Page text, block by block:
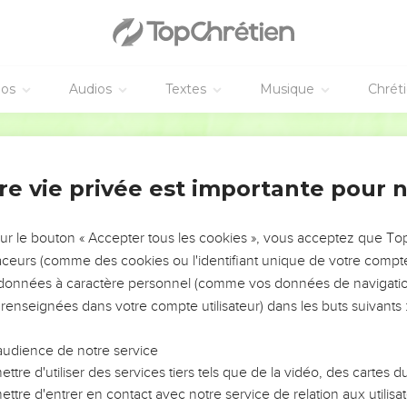
Audios Textes Musique
les êtres humains
τῇ αὐτοῦ χάριτι διὰ τῆς ἀπολυτρώσεως τῆς ἐν Χριστῷ
διὰ πίστεως ἐν τῷ αὐτοῦ αἵματι εἰς
τῶν προγεγονότων ἁμαρτημάτων
πρὸς τὴν ἔνδειξιν τῆς δικαιοσύνης αὐτοῦ ἐν τῷ νῦν
τὸν ἐκ πίστεως Ἰησοῦ.
ἐξεκλείσθη. διὰ ποίου νόμου; τῶν ἔργων; οὐχί, ἀλλὰ διὰ
οὐχὶ καὶ ἐθνῶν; ναὶ καὶ ἐθνῶν,
δικαιώσει περιτομὴν ἐκ πίστεως καὶ ἀκροβυστίαν διὰ
vie privée est importante pour
le bouton « Accepter tous les cookies », vous acceptez que
(comme des cookies ou l'identifiant unique de votre
à caractère personnel (comme vos données de
dans votre compte utilisateur) dans les buts suivants :
de notre service
d'utiliser des services tiers tels que de la vidéo, des cartes
d'entrer en contact avec notre service de relation aux